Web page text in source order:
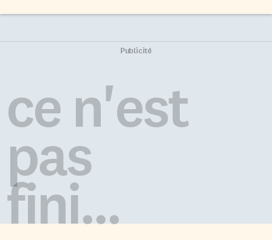
Publicité
ce n'est
pas
fini...